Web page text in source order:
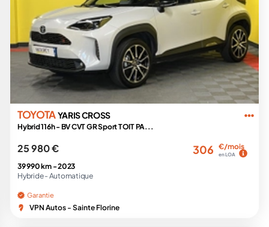
TOYOTAYARIS CROSS
Hybrid 116h - BV CVT GR Sport TOIT PA...
25 980 € 306 €/mois
en LOA
39 990 km -2023
Hybride - Automatique
Garantie
VPN Autos - Sainte Florine